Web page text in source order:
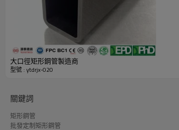
大口徑矩形鋼管製造商
型號 : ytdrjx-020
關鍵詞
矩形鋼管
批發定制矩形鋼管